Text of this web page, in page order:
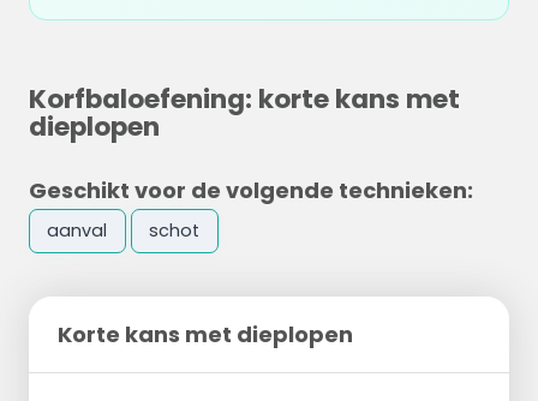
Korfbaloefening: korte kans met
dieplopen
Geschikt voor de volgende technieken:
aanval schot
Korte kans met dieplopen